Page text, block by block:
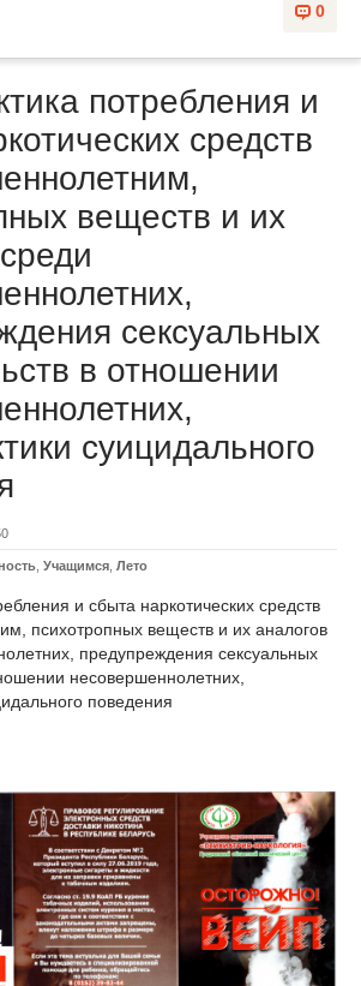
0
потребления и
средств
веществ и их
сексуальных
в отношении
суицидального
Учащимся Лето
и сбыта наркотических средств
психотропных веществ и их аналогов
предупреждения сексуальных
несовершеннолетних,
поведения